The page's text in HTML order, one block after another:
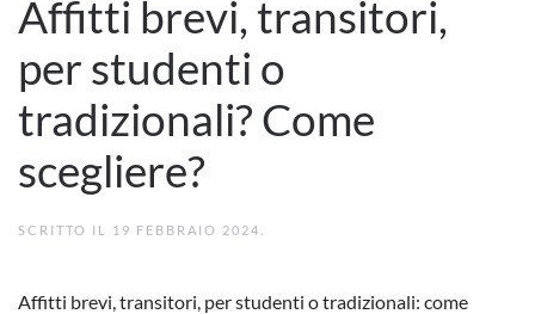
Affitti brevi, transitori,
per studenti o
tradizionali? Come
scegliere?
SCRITTO IL 19 FEBBRAIO 2024
Affitti brevi, transitori, per studenti o tradizionali: come